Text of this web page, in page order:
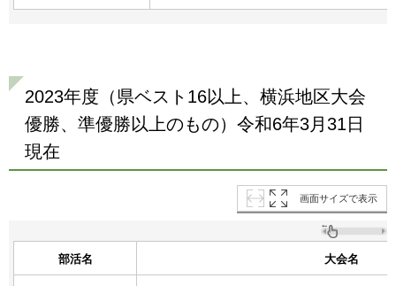
2023年度（県ベスト16以上、横浜地区大会
優勝、準優勝以上のもの）令和6年3月31日
現在
画面サイズで表示
部活名 大会名